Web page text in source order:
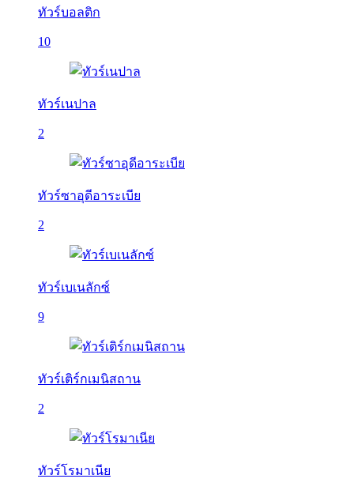
ทัวร์บอลติก
10
ทัวร์เนปาล
2
ทัวร์ซาอุดีอาระเบีย
2
ทัวร์เบเนลักซ์
9
ทัวร์เติร์กเมนิสถาน
2
ทัวร์โรมาเนีย